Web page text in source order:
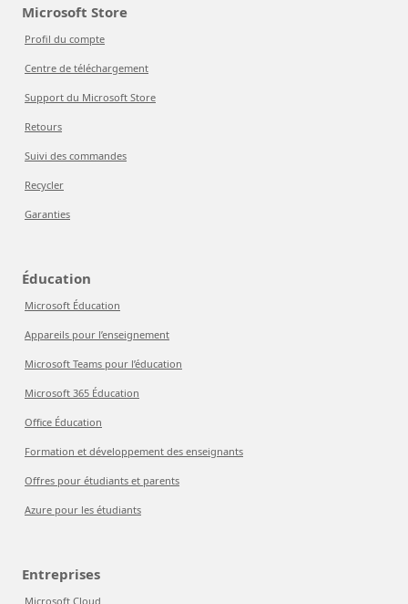
Microsoft Store
Profil du compte
Centre de téléchargement
Support du Microsoft Store
Retours
Suivi des commandes
Recycler
Garanties
Éducation
Microsoft Éducation
Appareils pour l’enseignement
Microsoft Teams pour l’éducation
Microsoft 365 Éducation
Office Éducation
Formation et développement des enseignants
Offres pour étudiants et parents
Azure pour les étudiants
Entreprises
Microsoft Cloud